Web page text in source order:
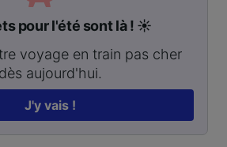
pour l'été sont là ! ☀️
voyage en train pas cher
dès aujourd'hui.
J'y vais !